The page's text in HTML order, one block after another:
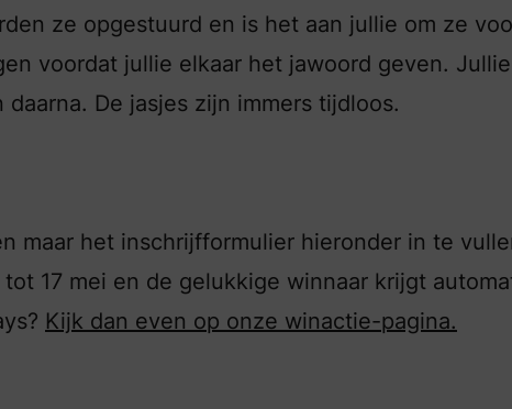
ze opgestuurd en is het aan jullie om ze
voordat jullie elkaar het jawoord geven. Jullie
De jasjes zijn immers tijdloos.
maar het inschrijfformulier hieronder in te
17 mei en de gelukkige winnaar krijgt
Kijk dan even op onze winactie-pagina.